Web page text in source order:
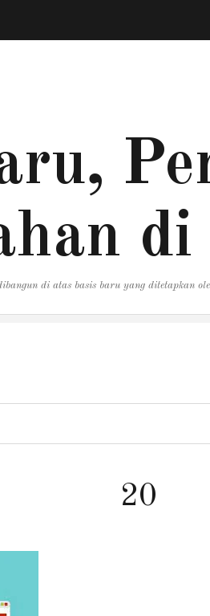
di atas basis baru yang ditetapkan
20